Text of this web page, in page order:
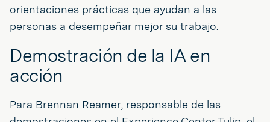
orientaciones prácticas que ayudan a las
personas a desempeñar mejor su trabajo.
Demostración de la IA en
acción
Para Brennan Reamer, responsable de las